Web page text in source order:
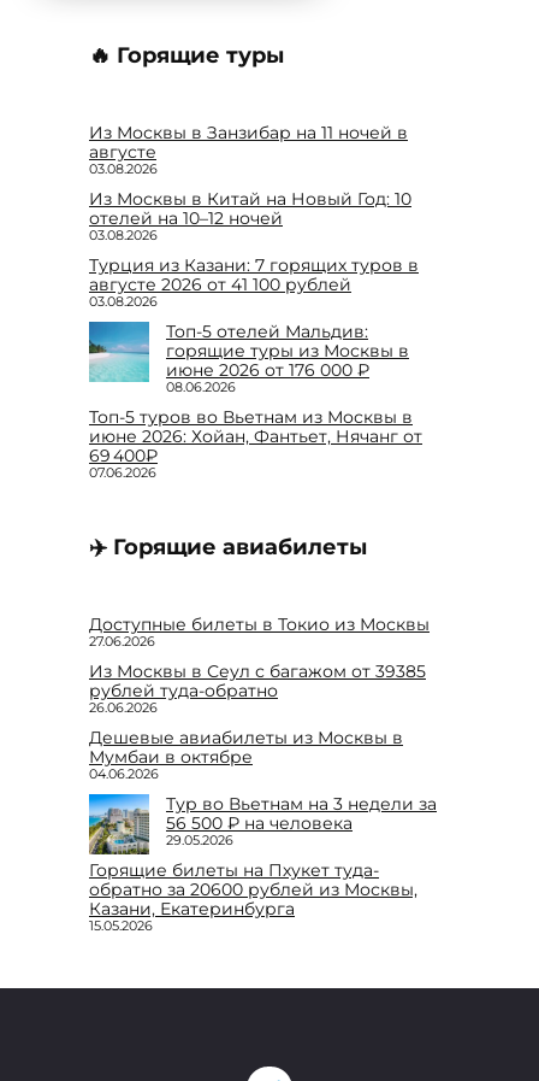
🔥 Горящие туры
Из Москвы в Занзибар на 11 ночей в
августе
03.08.2026
Из Москвы в Китай на Новый Год: 10
отелей на 10–12 ночей
03.08.2026
Турция из Казани: 7 горящих туров в
августе 2026 от 41 100 рублей
03.08.2026
Топ-5 отелей Мальдив:
горящие туры из Москвы в
июне 2026 от 176 000 ₽
08.06.2026
Топ-5 туров во Вьетнам из Москвы в
июне 2026: Хойан, Фантьет, Нячанг от
69 400₽
07.06.2026
✈️ Горящие авиабилеты
Доступные билеты в Токио из Москвы
27.06.2026
Из Москвы в Сеул с багажом от 39385
рублей туда-обратно
26.06.2026
Дешевые авиабилеты из Москвы в
Мумбаи в октябре
04.06.2026
Тур во Вьетнам на 3 недели за
56 500 ₽ на человека
29.05.2026
Горящие билеты на Пхукет туда-
обратно за 20600 рублей из Москвы,
Казани, Екатеринбурга
15.05.2026